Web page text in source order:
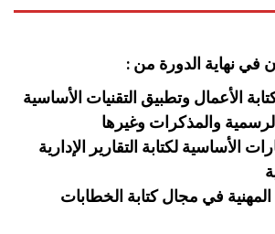
في نهاية الدورة من :
الأعمال وتطبيق التقنيات الأساسية
والمذكرات وغيرها
الأساسية لكتابة التقارير الإدارية
في مجال كتابة الخطابات